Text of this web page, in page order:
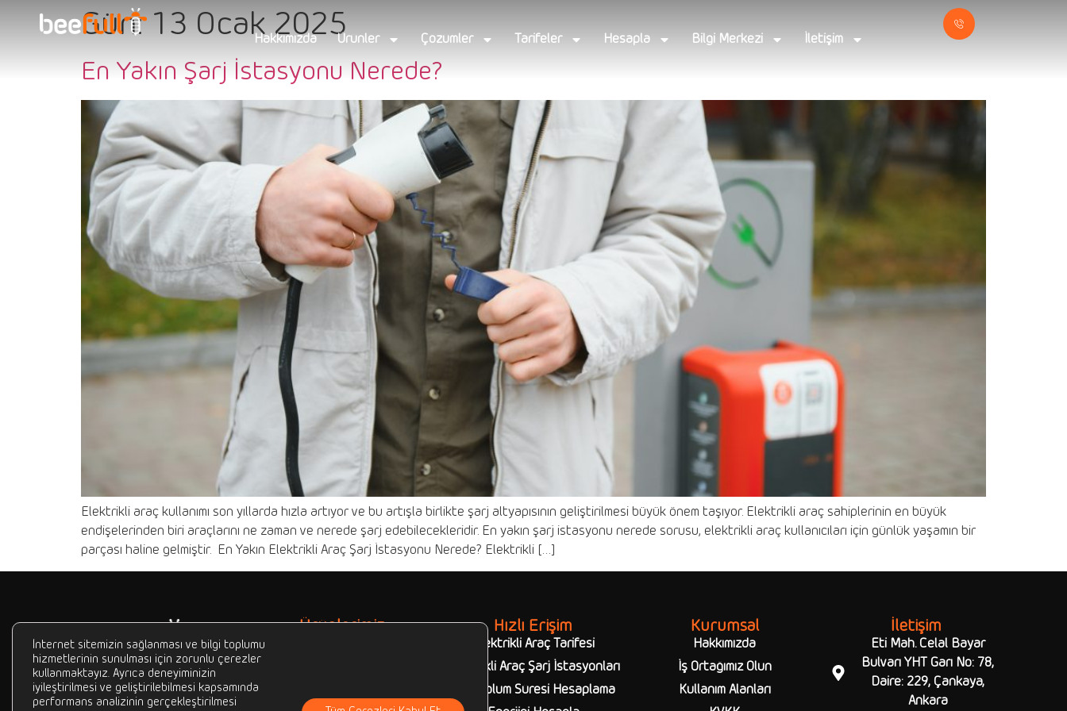
Hakkımızda Ürünler Çözümler Tarifeler Hesapla Bilgi Merkezi İletişim
Gün:13 Ocak 2025
En Yakın Şarj İstasyonu Nerede?
Elektrikli araç kullanımı son yıllarda hızla artıyor ve bu artışla birlikte şarj altyapısının geliştirilmesi büyük önem taşıyor. Elektrikli araç sahiplerinin en büyük
endişelerinden biri araçlarını ne zaman ve nerede şarj edebilecekleridir. En yakın şarj istasyonu nerede sorusu, elektrikli araç kullanıcıları için günlük yaşamın bir
parçası haline gelmiştir. En Yakın Elektrikli Araç Şarj İstasyonu Nerede? Elektrikli […]
Beefull; hayatımızın her anında
yanımızda olan araçlardan
Ürünlerimiz Hızlı Erişim
Elektrikli Araç Tarifesi
Elektrikli Araç Şarj İstasyonları
Şarj Dolum Süresi Hesaplama
Kurumsal
Hakkımızda
İş Ortağımız Olun
Kullanım Alanları
İletişim
Eti Mah. Celal Bayar
Bulvarı YHT Garı No: 78,
Daire: 229, Çankaya,
Ankara
İnternet sitemizin sağlanması ve bilgi toplumu
hizmetlerinin sunulması için zorunlu çerezler
kullanmaktayız. Ayrıca deneyiminizin
iyileştirilmesi ve geliştirilebilmesi kapsamında
performans analizinin gerçekleştirilmesi